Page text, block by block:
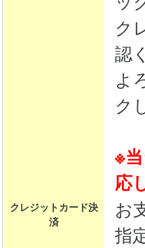
クレジットカード決
済
ク
認
よ
ク
※
応
お
指